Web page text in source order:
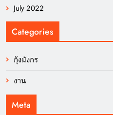
July 2022
Categories
กุ้งมังกร
งาน
Meta